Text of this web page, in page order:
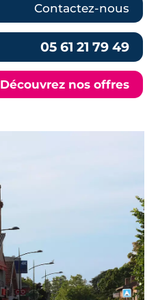
Contactez-nous
05 61 21 79 49
Découvrez nos offres